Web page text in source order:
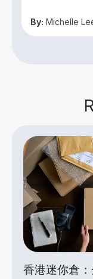
By: Michelle
香港迷你倉